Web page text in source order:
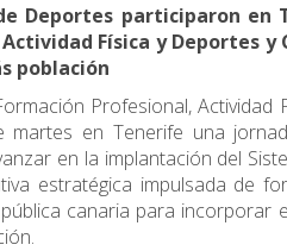
Deportes participaron
Física y Deportes y
población
Profesional,
martes en Tenerife una
en la implantación del
estratégica impulsada de
canaria para incorporar